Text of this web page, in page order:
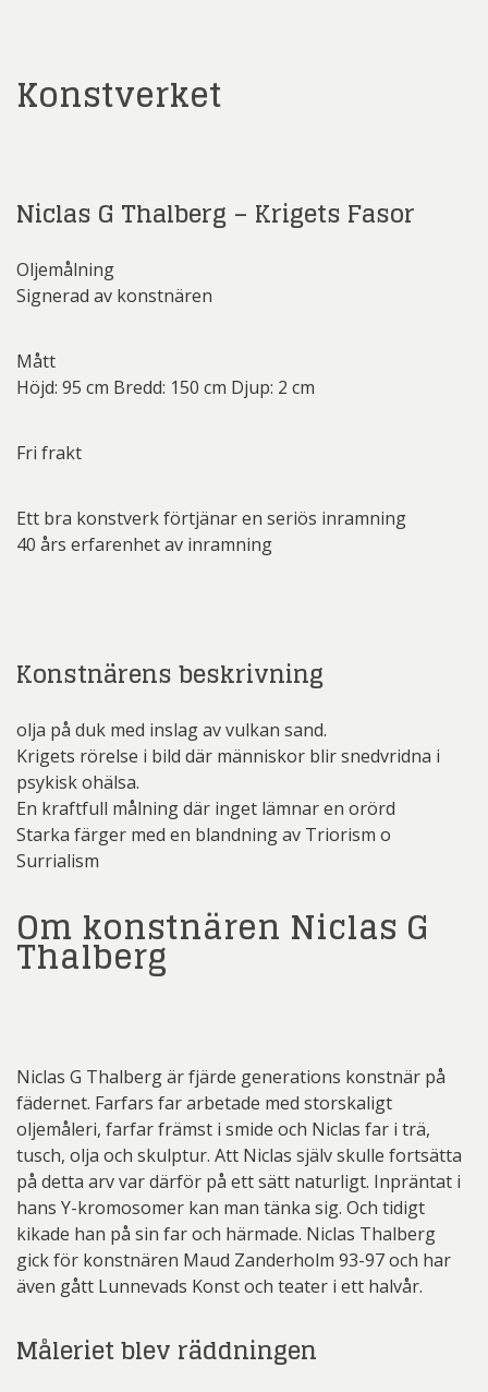
Konstverket
Niclas G Thalberg – Krigets Fasor
Oljemålning
Signerad av konstnären
Mått
Höjd: 95 cm Bredd: 150 cm Djup: 2 cm
Fri frakt
Ett bra konstverk förtjänar en seriös inramning
40 års erfarenhet av inramning
Konstnärens beskrivning
olja på duk med inslag av vulkan sand.
Krigets rörelse i bild där människor blir snedvridna i
psykisk ohälsa.
En kraftfull målning där inget lämnar en orörd
Starka färger med en blandning av Triorism o
Surrialism
Om konstnären Niclas G
Thalberg
Niclas G Thalberg är fjärde generations konstnär på
fädernet. Farfars far arbetade med storskaligt
oljemåleri, farfar främst i smide och Niclas far i trä,
tusch, olja och skulptur. Att Niclas själv skulle fortsätta
på detta arv var därför på ett sätt naturligt. Inpräntat i
hans Y-kromosomer kan man tänka sig. Och tidigt
kikade han på sin far och härmade. Niclas Thalberg
gick för konstnären Maud Zanderholm 93-97 och har
även gått Lunnevads Konst och teater i ett halvår.
Måleriet blev räddningen